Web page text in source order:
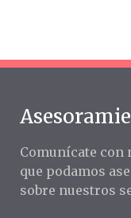
Comunícate con
que podamos
sobre nuestros